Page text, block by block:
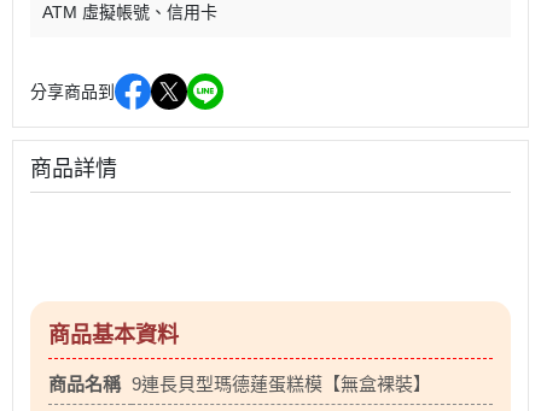
ATM 虛擬帳號
信用卡
分享商品到
商品詳情
商品基本資料
商品名稱 9連長貝型瑪德蓮蛋糕模【無盒裸裝】